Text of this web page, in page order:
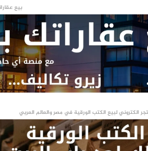
بيع
الكتروني لبيع الكتب الورقية في مصر والعالم العربي